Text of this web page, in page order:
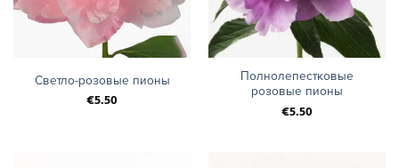
Светло-розовые пионы
€5.50
Полнолепестковые
розовые пионы
€5.50